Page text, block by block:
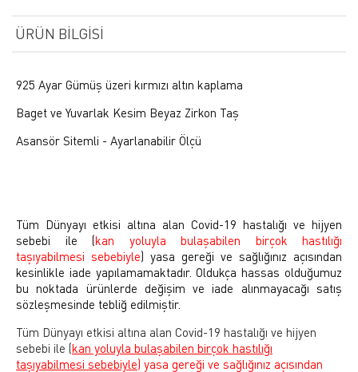
ÜRÜN BILGISI
925 Ayar Gümüş üzeri kırmızı altın kaplama
Baget ve Yuvarlak Kesim Beyaz Zirkon Taş
Asansör Sitemli - Ayarlanabilir Ölçü
Tüm Dünyayı etkisi altına alan Covid-19 hastalığı ve hijyen
sebebi ile (kan yoluyla bulaşabilen birçok hastılığı
taşıyabilmesi sebebiyle) yasa gereği ve sağlığınız açısından
kesinlikle iade yapılamamaktadır. Oldukça hassas olduğumuz
bu noktada ürünlerde değişim ve iade alınmayacağı satış
sözleşmesinde tebliğ edilmiştir.
Tüm Dünyayı etkisi altına alan Covid-19 hastalığı ve hijyen
sebebi ile (kan yoluyla bulaşabilen birçok hastılığı
taşıyabilmesi sebebiyle) yasa gereği ve sağlığınız açısından